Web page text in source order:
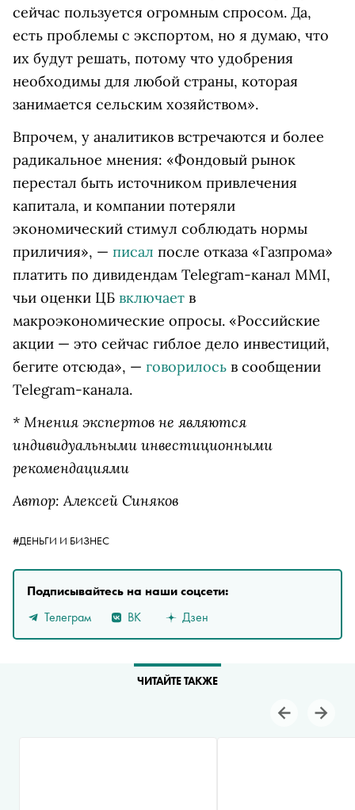
сейчас пользуется огромным спросом. Да,
есть проблемы с экспортом, но я думаю, что
их будут решать, потому что удобрения
необходимы для любой страны, которая
занимается сельским хозяйством».
Впрочем, у аналитиков встречаются и более
радикальное мнения: «Фондовый рынок
перестал быть источником привлечения
капитала, и компании потеряли
экономический стимул соблюдать нормы
приличия», — писал после отказа «Газпрома»
платить по дивидендам Telegram-канал MMI,
чьи оценки ЦБ включает в
макроэкономические опросы. «Российские
акции — это сейчас гиблое дело инвестиций,
бегите отсюда», — говорилось в сообщении
Telegram-канала.
* Мнения экспертов не являются
индивидуальными инвестиционными
рекомендациями
Автор: Алексей Синяков
#ДЕНЬГИ И БИЗНЕС
Подписывайтесь на наши соцсети:
Телеграм
ВК Дзен
ЧИТАЙТЕ ТАКЖЕ